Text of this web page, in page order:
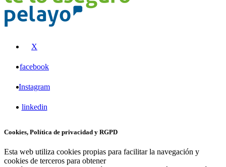
X
facebook
Instagram
linkedin
Cookies, Política de privacidad y RGPD
Esta web utiliza cookies propias para facilitar la navegación y
cookies de terceros para obtener